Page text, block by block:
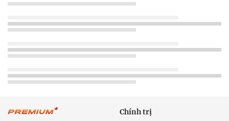
Chính trị